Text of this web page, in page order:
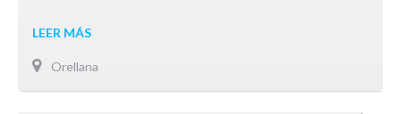
LEER MÁS
Orellana